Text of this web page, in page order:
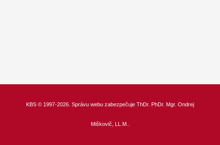
KBS © 1997-2026. Správu webu zabezpečuje ThDr. PhDr. Mgr. Ondrej
Miškovič, LL.M.